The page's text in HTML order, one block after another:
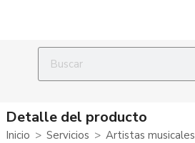
Detalle del producto
Inicio Servicios Artistas musicales